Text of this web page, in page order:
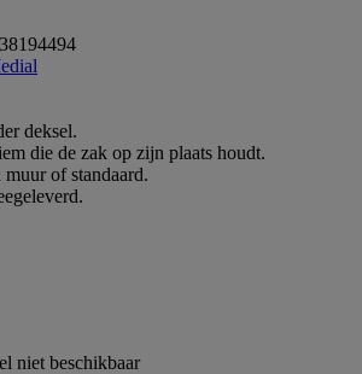
deksel.
die de zak op zijn plaats houdt.
of standaard.
niet beschikbaar